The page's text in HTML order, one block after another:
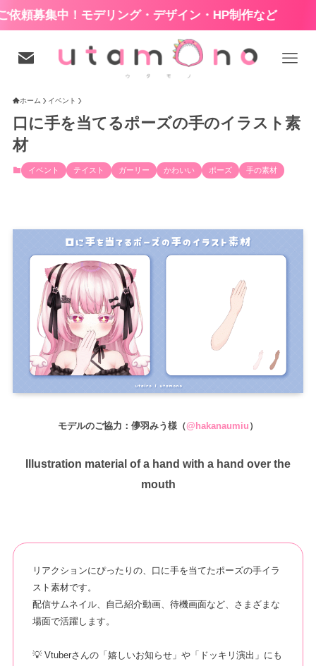
ング・デザイン・HP制作など
ホーム イベント
口に手を当てるポーズの手のイラスト素
材
イベント テイスト ガーリー かわいい ポーズ 手の素材
モデルのご協力：儚羽みう様（@hakanaumiu ）
Illustration material of a hand with a hand over the
mouth
リアクションにぴったりの、口に手を当てたポーズの手イラ
スト素材です。
配信サムネイル、自己紹介動画、待機画面など、さまざまな
場面で活躍します。
💡 Vtuberさんの「嬉しいお知らせ」や「ドッキリ演出」にも